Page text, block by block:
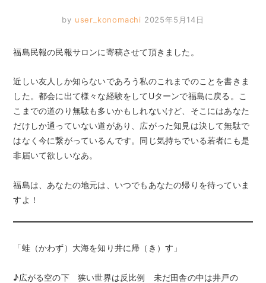
by user_konomachi 2025年5月14日
福島民報の民報サロンに寄稿させて頂きました。
近しい友人しか知らないであろう私のこれまでのことを書きま
した。都会に出て様々な経験をしてUターンで福島に戻る。こ
こまでの道のり無駄も多いかもしれないけど、そこにはあなた
だけしか通っていない道があり、広がった知見は決して無駄で
はなく今に繋がっているんです。同じ気持ちでいる若者にも是
非届いて欲しいなあ。
福島は、あなたの地元は、いつでもあなたの帰りを待っていま
すよ！
「蛙（かわず）大海を知り井に帰（き）す」
♪広がる空の下 狭い世界は反比例 未だ田舎の中は井戸の